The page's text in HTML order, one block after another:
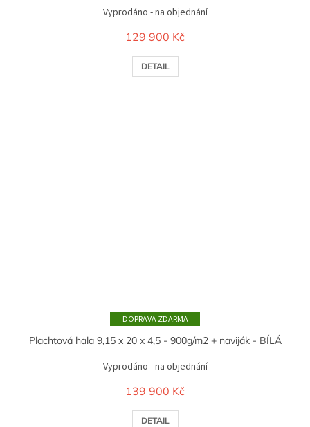
Vyprodáno - na objednání
129 900 Kč
DETAIL
ZDARMA
Plachtová hala 9,15 x 20 x 4,5 - 900g/m2 + naviják - BÍLÁ
Vyprodáno - na objednání
139 900 Kč
DETAIL